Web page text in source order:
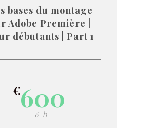
bases du montage
Adobe Première |
débutants | Part 1
€600
6 h